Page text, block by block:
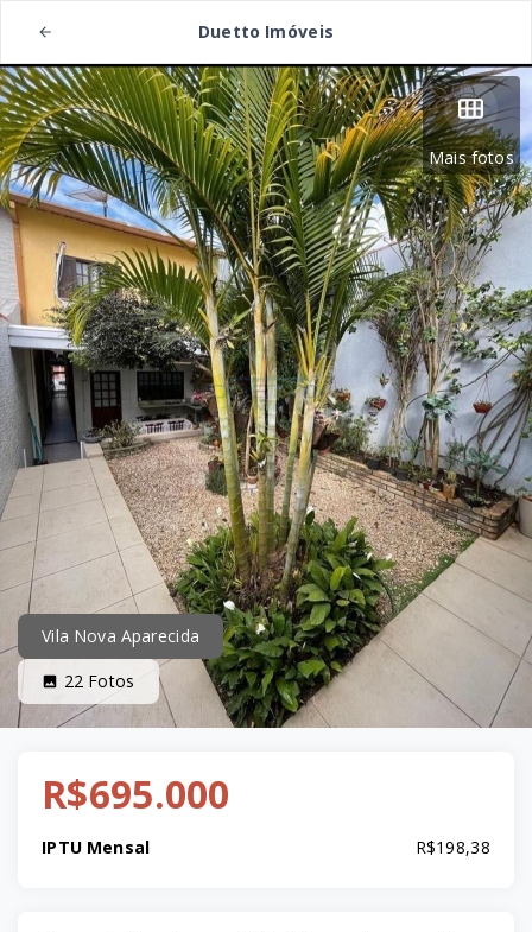
Duetto Imóveis
Mais fotos
Vila Nova Aparecida
22 Fotos
R$695.000
IPTU Mensal R$198,38